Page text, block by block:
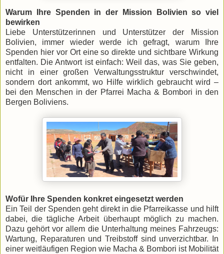
Warum Ihre Spenden in der Mission Bolivien so viel
bewirken
Liebe Unterstützerinnen und Unterstützer der Mission
Bolivien, immer wieder werde ich gefragt, warum Ihre
Spenden hier vor Ort eine so direkte und sichtbare Wirkung
entfalten. Die Antwort ist einfach: Weil das, was Sie geben,
nicht in einer großen Verwaltungsstruktur verschwindet,
sondern dort ankommt, wo Hilfe wirklich gebraucht wird –
bei den Menschen in der Pfarrei Macha & Bombori in den
Bergen Boliviens.
Wofür Ihre Spenden konkret eingesetzt werden
Ein Teil der Spenden geht direkt in die Pfarreikasse und hilft
dabei, die tägliche Arbeit überhaupt möglich zu machen.
Dazu gehört vor allem die Unterhaltung meines Fahrzeugs:
Wartung, Reparaturen und Treibstoff sind unverzichtbar. In
einer weitläufigen Region wie Macha & Bombori ist Mobilität